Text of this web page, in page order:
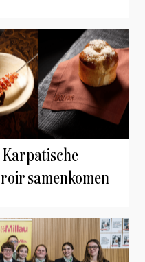
Resto
Karpatische
samenkomen